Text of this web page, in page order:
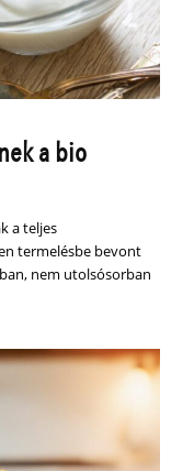
a bio
a teljes
termelésbe bevont
nem utolsósorban